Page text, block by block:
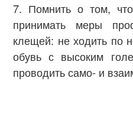
7. Помнить о том,
принимать меры
клещей: не ходить по
обувь с высоким
проводить само- и